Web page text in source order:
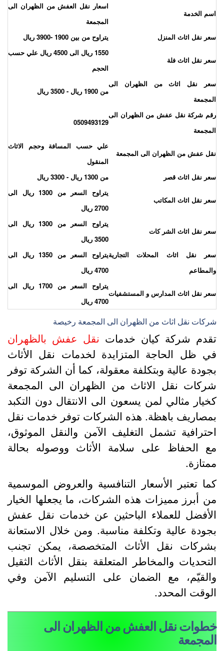
الخدمة
اسعار نقل العفش من الظهران الى
المجمعة
نقل اثاث المنزل
يتراوح من بين 1900 -3900 ريال
نقل اثاث فلة
1550 ريال الى 4500 ريال علي حسب
الحجم
نقل اثاث من الظهران الى
من 1900 ريال - 3500 ريال
شركة نقل عفش من الظهران الى
0509493129
عفش من الظهران الى المجمعة
علي حسب المسافة وحجم الاثاث
المنقول
نقل اثاث قصر
من 1300 ريال - 3300 ريال
نقل اثاث المكاتب
يتراوح السعر من 1300 ريال الى
2700 ريال
نقل اثاث الشر كات
يتراوح السعر من 1300 ريال الى
3500 ريال
نقل اثاث المحلات التجارية
يتراوح السعر من 1350 ريال الى
4700 ريال
نقل اثاث المدارس و المستشفيات
يتراوح السعر من 1700 ريال الى
4700 ريال
نقل اثاث من الظهران الى المجمعة رخيصة
شركة كيان خدماتنقل عفش بالظهران
ظل الحاجة المتزايدة لخدمات نقل الأثاث
عالية وبتكلفة معقولة، كما أن الشركة توفر
نقل الاثاث من الظهران الى المجمعة
مثالي لمن يسعون الى الانتقال دون التكبد
باهظة. هذه الشركات توفر خدمات نقل
تشمل التغليف الآمن والنقل الموثوق،
الحفاظ على سلامة الأثاث ووصوله بحالة
تعتبر الأسعار التنافسية والعروض الموسمية
أبرز مميزات هذه الشركات، ما يجعلها الخيار
للعملاء الباحثين عن خدمات نقل عفش
عالية وتكلفة مناسبة. ومن خلال الاستعانة
نقل الأثاث المتخصصة، يمكن تجنب
والمخاطر المتعلقة بنقل الأثاث الثقيل
مع الضمان على التسليم الآمن وفي
المحدد.
نقل العفش من الظهران الى